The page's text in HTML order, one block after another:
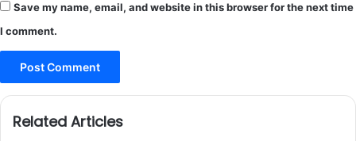
Save my name, email, and website in this browser for the next time
I comment.
Related Articles